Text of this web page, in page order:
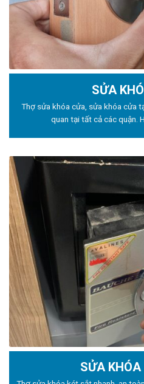
SỬA
Thợ sửa khóa cửa, sửa khóa cửa
quan tại tất cả các quận.
SỬA